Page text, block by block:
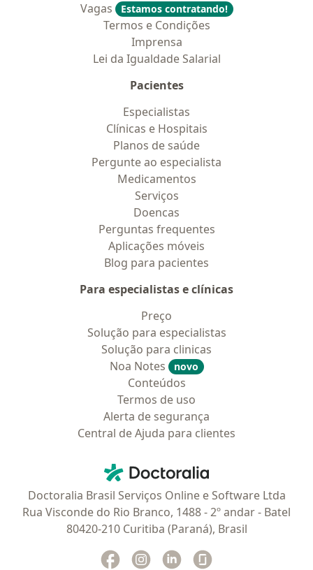
Vagas
Estamos contratando!
Termos e Condições
Imprensa
Lei da Igualdade Salarial
Pacientes
Especialistas
Clínicas e Hospitais
Planos de saúde
Pergunte ao especialista
Medicamentos
Serviços
Doencas
Perguntas frequentes
Aplicações móveis
Blog para pacientes
Para especialistas e clínicas
Preço
Solução para especialistas
Solução para clinicas
Noa Notes
novo
Conteúdos
Termos de uso
Alerta de segurança
Central de Ajuda para clientes
Doctoralia - Homepage
Doctoralia Brasil Serviços Online e Software Ltda
Rua Visconde do Rio Branco, 1488 - 2º andar - Batel
80420-210 Curitiba (Paraná), Brasil
Facebook
abre num novo separador
Instagram
abre num novo separador
Linkedin
abre num novo